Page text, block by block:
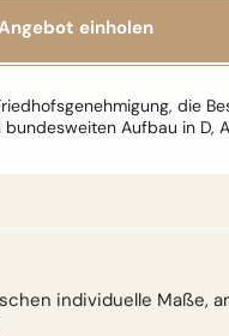
die
Aufbau in D,
individuelle Maße,